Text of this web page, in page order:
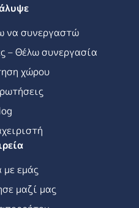
να συνεργαστώ
– Θέλω συνεργασία
χώρου
με εμάς
μαζί μας